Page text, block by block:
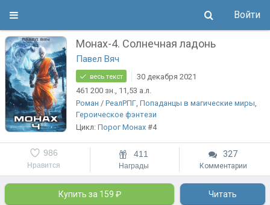
Войти
Монах-4. Солнечная ладонь
Павел Вяч
весь текст
30 декабря 2021
461 200 зн., 11,53 а.л.
Роман /РеалРПГ,Попаданцы в магические миры,
Героическое фэнтези
Цикл:Порог Монах #4
Нравится
986 411
Награды
327
Комментарии
Купить за 159 ₽ Читать